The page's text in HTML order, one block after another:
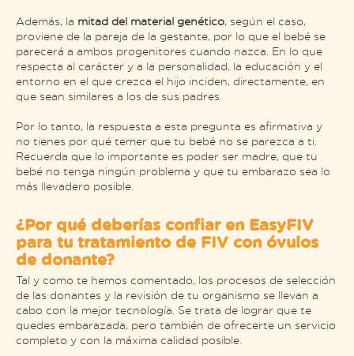
Además, la mitad del material genético, según el caso,
proviene de la pareja de la gestante, por lo que el bebé se
parecerá a ambos progenitores cuando nazca. En lo que
respecta al carácter y a la personalidad, la educación y el
entorno en el que crezca el hijo inciden, directamente, en
que sean similares a los de sus padres.
Por lo tanto, la respuesta a esta pregunta es afirmativa y
no tienes por qué temer que tu bebé no se parezca a ti.
Recuerda que lo importante es poder ser madre, que tu
bebé no tenga ningún problema y que tu embarazo sea lo
más llevadero posible.
¿Por qué deberías confiar en EasyFIV
para tu tratamiento de FIV con óvulos
de donante?
Tal y como te hemos comentado, los procesos de selección
de las donantes y la revisión de tu organismo se llevan a
cabo con la mejor tecnología. Se trata de lograr que te
quedes embarazada, pero también de ofrecerte un servicio
completo y con la máxima calidad posible.